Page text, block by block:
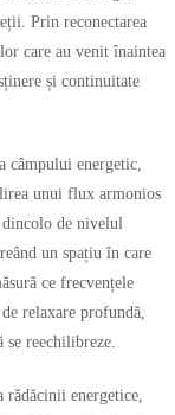
Prin reconectarea
care au venit înaintea
și continuitate
câmpului energetic,
unui flux armonios
de nivelul
un spațiu în care
ce frecvențele
relaxare profundă,
se reechilibreze.
rădăcinii energetice,